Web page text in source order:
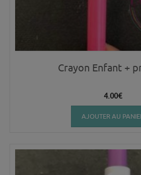
Crayon Enfant +
4.00€
AJOUTER AU